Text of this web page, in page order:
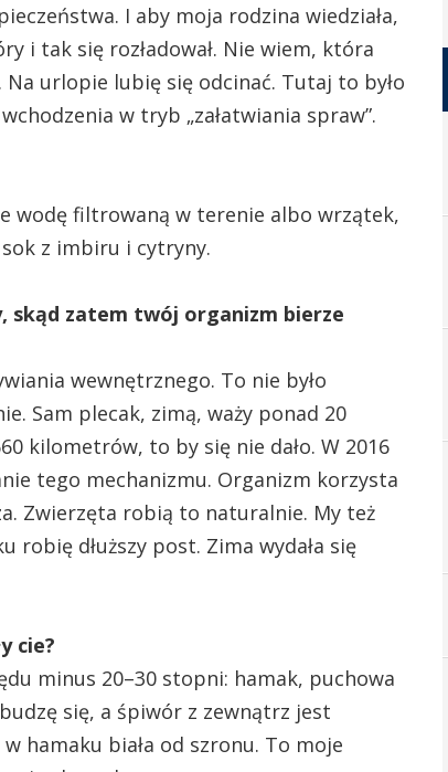
I aby moja rodzina wiedziała,
i tak się rozładował. Nie wiem, która
urlopie lubię się odcinać. Tutaj to było
w tryb „załatwiania spraw”.
wodę filtrowaną w terenie albo wrzątek,
z imbiru i cytryny.
skąd zatem twój organizm bierze
wewnętrznego. To nie było
Sam plecak, zimą, waży ponad 20
kilometrów, to by się nie dało. W 2016
tego mechanizmu. Organizm korzysta
Zwierzęta robią to naturalnie. My też
dłuższy post. Zima wydała się
cie?
minus 20–30 stopni: hamak, puchowa
się, a śpiwór z zewnątrz jest
hamaku biała od szronu. To moje